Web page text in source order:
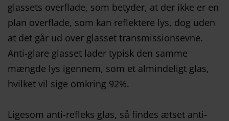
glassets overflade, som betyder, at der ikke er en
plan overflade, som kan reflektere lys, dog uden
at det går ud over glasset transmissionsevne.
Anti-glare glasset lader typisk den samme
mængde lys igennem, som et almindeligt glas,
hvilket vil sige omkring 92%.
Ligesom anti-refleks glas, så findes ætset anti-